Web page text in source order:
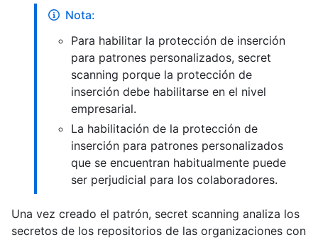
Nota:
Para habilitar la protección de inserción
para patrones personalizados, secret
scanning porque la protección de
inserción debe habilitarse en el nivel
empresarial.
La habilitación de la protección de
inserción para patrones personalizados
que se encuentran habitualmente puede
ser perjudicial para los colaboradores.
Una vez creado el patrón, secret scanning analiza los
secretos de los repositorios de las organizaciones con